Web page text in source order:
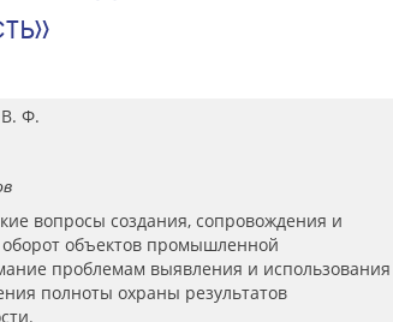
Ф.
вопросы создания, сопровождения и
объектов промышленной
проблемам выявления и использования
полноты охраны результатов